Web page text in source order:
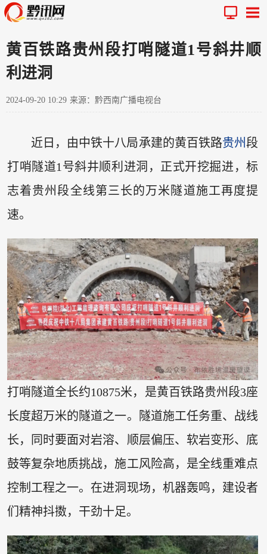
黄百铁路贵州段打哨隧道1号斜井顺
利进洞
2024-09-20 10:29 来源：黔西南广播电视台
近日，由中铁十八局承建的黄百铁路贵州段
打哨隧道1号斜井顺利进洞，正式开挖掘进，标
志着贵州段全线第三长的万米隧道施工再度提
速。
打哨隧道全长约10875米，是黄百铁路贵州段3座
长度超万米的隧道之一。隧道施工任务重、战线
长，同时要面对岩溶、顺层偏压、软岩变形、底
鼓等复杂地质挑战，施工风险高，是全线重难点
控制工程之一。在进洞现场，机器轰鸣，建设者
们精神抖擞，干劲十足。